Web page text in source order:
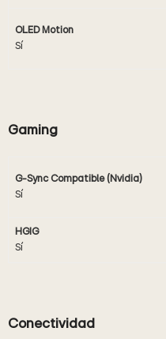
OLED Motion
Sí
Gaming
G-Sync Compatible (Nvidia)
Sí
HGIG
Sí
Conectividad